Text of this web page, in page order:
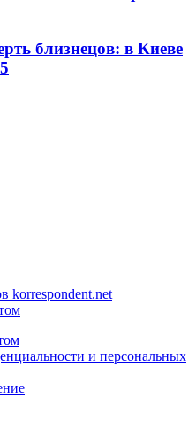
близнецов: в Киеве
korrespondent.net
и персональных